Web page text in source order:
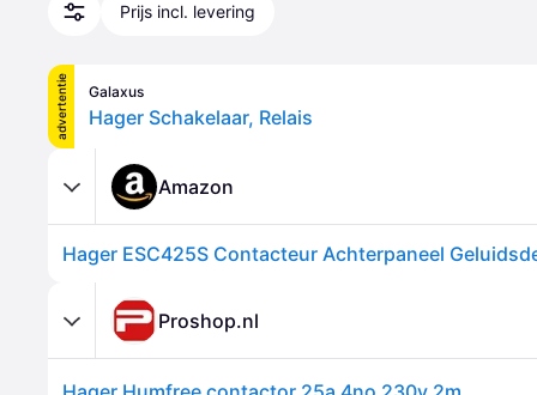
Prijs incl. levering
advertentie Galaxus
Hager Schakelaar, Relais
Amazon
Proshop.nl